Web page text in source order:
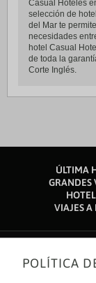
Casual Hoteles
selección de
del Mar te
necesidades
hotel Casual
de toda la
Corte Inglés.
ÚLTIMA
GRANDES
VIAJES A
Sobre
POLÍTICA